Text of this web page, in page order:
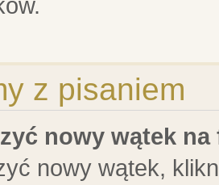
z pisaniem
nowy wątek na
nowy wątek,